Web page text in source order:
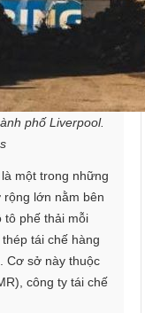
phố Liverpool.
một trong những
rộng lớn nằm bên
tô phế thải mỗi
tái chế hàng
Cơ sở này thuộc
công ty tái chế